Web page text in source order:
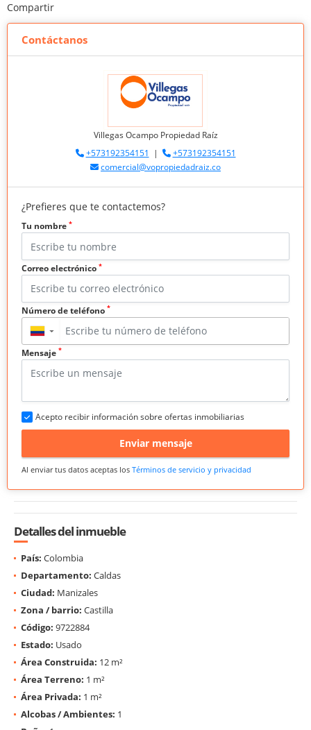
Compartir
Contáctanos
Villegas Ocampo Propiedad Raíz
+573192354151 |
+573192354151
comercial@vopropiedadraiz.co
¿Prefieres que te contactemos?
Tu nombre *
Correo electrónico *
Número de teléfono *
▼
Mensaje *
Acepto recibir información sobre ofertas inmobiliarias
Enviar mensaje
Al enviar tus datos aceptas los Términos de servicio y privacidad
Detalles del inmueble
País: Colombia
Departamento: Caldas
Ciudad: Manizales
Zona / barrio: Castilla
Código: 9722884
Estado: Usado
Área Construida: 12 m²
Área Terreno: 1 m²
Área Privada: 1 m²
Alcobas / Ambientes: 1